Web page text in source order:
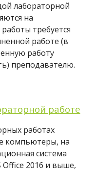
лабораторной
на
требуется
работе (в
работу
преподавателю.
работе
работах
компьютеры, на
система
Office 2016 и выше,